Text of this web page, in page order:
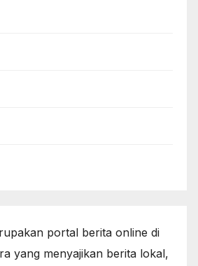
portal berita online di
yang menyajikan berita lokal,